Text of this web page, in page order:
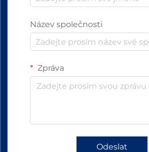
Název společnosti
Zpráva
Odeslat